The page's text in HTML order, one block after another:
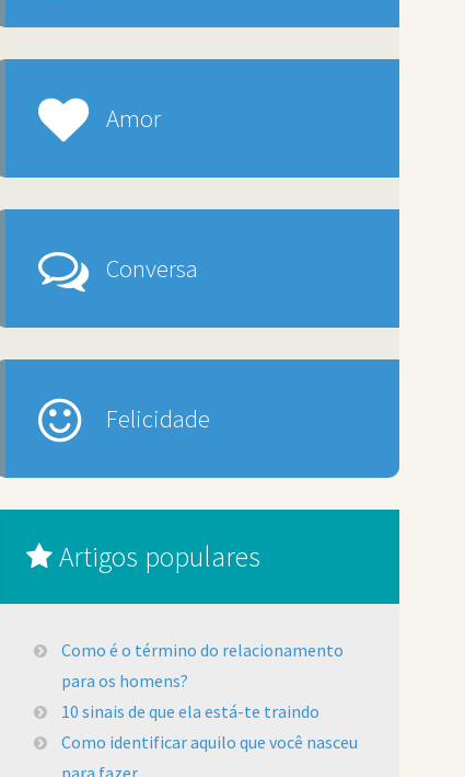
Amor
Conversa
Felicidade
Artigos populares
Como é o término do relacionamento
para os homens?
10 sinais de que ela está-te traindo
Como identificar aquilo que você nasceu